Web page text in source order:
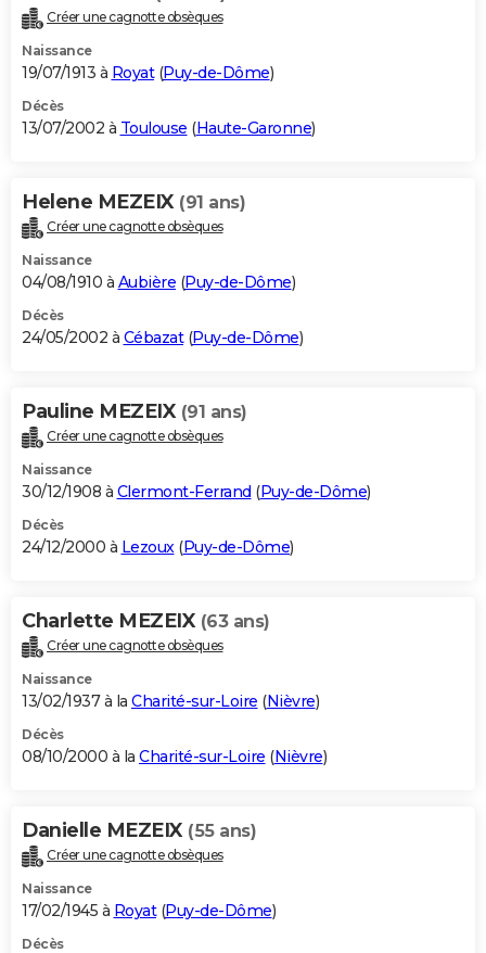
Créer une cagnotte obsèques
Naissance
19/07/1913 à Royat(Puy-de-Dôme)
Décès
13/07/2002 à Toulouse (Haute-Garonne)
Helene MEZEIX (91 ans)
Créer une cagnotte obsèques
Naissance
04/08/1910 à Aubière (Puy-de-Dôme)
Décès
24/05/2002 à Cébazat(Puy-de-Dôme)
Pauline MEZEIX (91 ans)
Créer une cagnotte obsèques
Naissance
30/12/1908 à Clermont-Ferrand (Puy-de-Dôme)
Décès
24/12/2000 à Lezoux(Puy-de-Dôme)
Charlette MEZEIX (63 ans)
Créer une cagnotte obsèques
Naissance
13/02/1937 à la Charité-sur-Loire (Nièvre)
Décès
08/10/2000 à la Charité-sur-Loire (Nièvre)
Danielle MEZEIX (55 ans)
Créer une cagnotte obsèques
Naissance
17/02/1945 à Royat(Puy-de-Dôme)
Décès